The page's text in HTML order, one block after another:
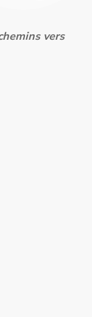
vers